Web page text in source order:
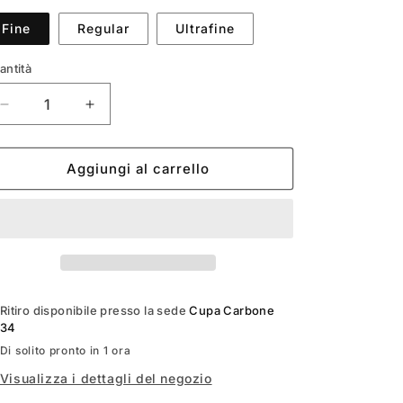
o
g
i
c
Fine Regular Ultrafine
Diminuisci
quantità
per
Microgoccia
igienico
Aumenta
quantità
per
Microgoccia
igienico
Aggiungi al carrello
Ritiro disponibile presso la sedeCupa Carbone
34
Di solito pronto in 1 ora
Visualizza i dettagli del negozio